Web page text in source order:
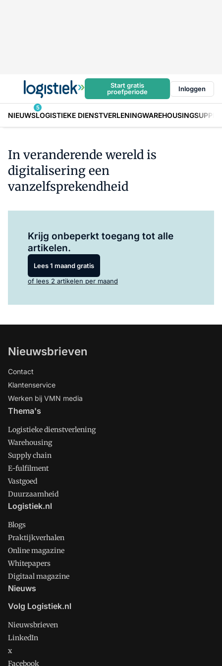
Start gratis
proefperiode
Inloggen
NIEUWS
5
LOGISTIEKE DIENSTVERLENINGWAREHOUSING
In veranderende wereld is
digitalisering een
vanzelfsprekendheid
Krijg onbeperkt toegang tot alle
artikelen.
Lees 1 maand gratis
of lees 2 artikelen per maand
Nieuwsbrieven
Contact
Klantenservice
Werken bij VMN media
Thema's
Logistieke dienstverlening
Warehousing
Supply chain
E-fulfilment
Vastgoed
Duurzaamheid
Logistiek.nl
Blogs
Praktijkverhalen
Online magazine
Whitepapers
Digitaal magazine
Nieuws
Volg Logistiek.nl
Nieuwsbrieven
LinkedIn
x
Facebook